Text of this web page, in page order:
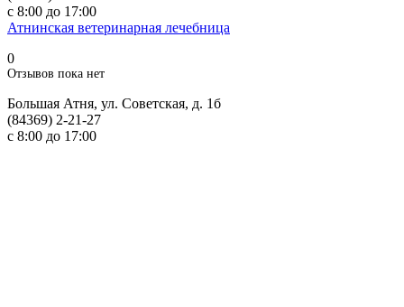
с 8:00 до 17:00
Атнинская ветеринарная лечебница
0
Отзывов пока нет
Большая Атня, ул. Советская, д. 1б
(84369) 2-21-27
с 8:00 до 17:00